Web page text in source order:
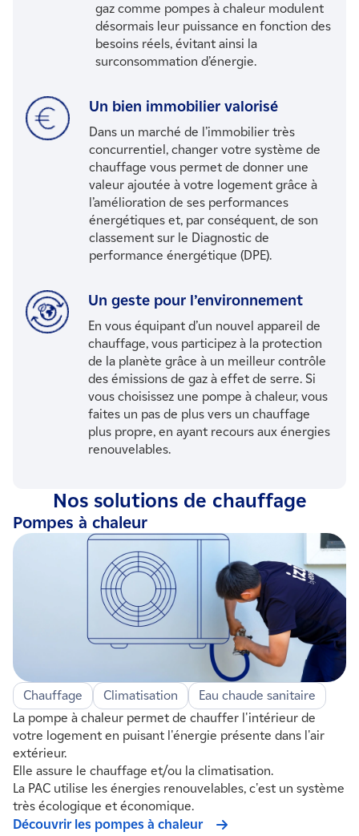
gaz comme pompes à chaleur modulent
désormais leur puissance en fonction des
besoins réels, évitant ainsi la
surconsommation d’énergie.
Un bien immobilier valorisé
Dans un marché de l’immobilier très
concurrentiel, changer votre système de
chauffage vous permet de donner une
valeur ajoutée à votre logement grâce à
l’amélioration de ses performances
énergétiques et, par conséquent, de son
classement sur le Diagnostic de
performance énergétique (DPE).
Un geste pour l’environnement
En vous équipant d’un nouvel appareil de
chauffage, vous participez à la protection
de la planète grâce à un meilleur contrôle
des émissions de gaz à effet de serre. Si
vous choisissez une pompe à chaleur, vous
faites un pas de plus vers un chauffage
plus propre, en ayant recours aux énergies
renouvelables.
Nos solutions de chauffage
Pompes à chaleur
Chauffage Climatisation
Eau chaude sanitaire
La pompe à chaleur permet de chauffer l'intérieur de
votre logement en puisant l'énergie présente dans l'air
extérieur.
Elle assure le chauffage et/ou la climatisation.
La PAC utilise les énergies renouvelables, c'est un système
très écologique et économique.
Découvrir les pompes à chaleur